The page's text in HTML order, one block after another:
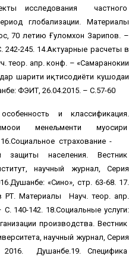
исследования частного
глобализации. Материалы
70 летию Ғуломxон Зарипов. –
245. 14.Актуарные расчеты в
теор. апр. конф. – «Самаранокии
шарити иқтисодиёти кушодаи
ФЭИТ, 26.04.2015. – С.57-60
и классификация.
менељменти муосири
16.Социальное страхование -
защиты населения. Вестник
научный журнал, Серия
«Сино», стр. 63-68. 17.
РТ. Материалы Науч. теор. апр.
140-142. 18.Социальные услуги:
производства. Вестник
научный журнал, Серия
2016. Душанбе.19. Специфика